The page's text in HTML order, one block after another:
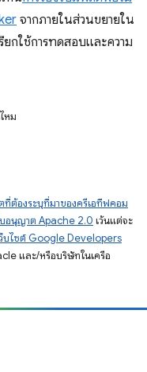
จากภายในส่วนขยายใน
ยกใช้การทดสอบและความ
หม
ที่ต้องระบุที่มาของครีเอทีฟคอม
อนุญาต Apache 2.0 เว้นแต่จะ
บไซต์ Google Developers
และ/หรือบริษัทในเครือ